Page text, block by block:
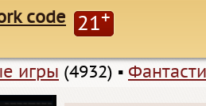
code 21+
игры (4932) ▪